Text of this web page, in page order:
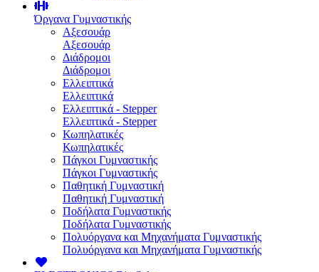
Όργανα Γυμναστικής
Αξεσουάρ
Αξεσουάρ
Διάδρομοι
Διάδρομοι
Ελλειπτικά
Ελλειπτικά
Ελλειπτικά - Stepper
Ελλειπτικά - Stepper
Κωπηλατικές
Κωπηλατικές
Πάγκοι Γυμναστικής
Πάγκοι Γυμναστικής
Παθητική Γυμναστική
Παθητική Γυμναστική
Ποδήλατα Γυμναστικής
Ποδήλατα Γυμναστικής
Πολυόργανα και Μηχανήματα Γυμναστικής
Πολυόργανα και Μηχανήματα Γυμναστικής